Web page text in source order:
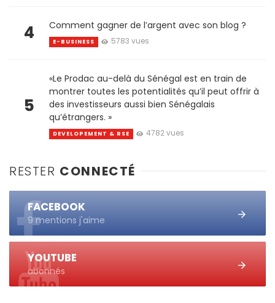
4 Comment gagner de l’argent avec son blog ?
E-BUSINESS 5783 vues
5
«Le Prodac au-delà du Sénégal est en train de
montrer toutes les potentialités qu’il peut offrir à
des investisseurs aussi bien Sénégalais
qu’étrangers. »
DEVELOPEMENT & RSE 4782 vues
RESTER CONNECTÉ
FACEBOOK
9 mentions j'aime
YOUTUBE
abonnés